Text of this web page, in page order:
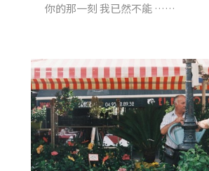
你的那一刻 我已然不能 ……